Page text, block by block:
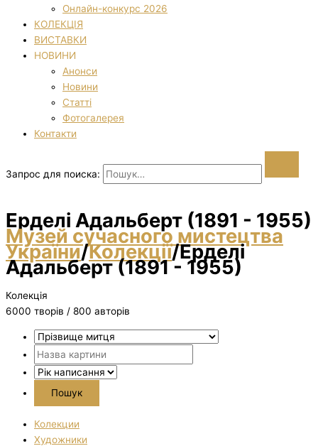
Онлайн-конкурс 2026
КОЛЕКЦІЯ
ВИСТАВКИ
НОВИНИ
Анонси
Новини
Статті
Фотогалерея
Контакти
Запрос для поиска:
Ерделі Адальберт (1891 - 1955)
Музей сучасного мистецтва
України/Колекції/Ерделі
Адальберт (1891 - 1955)
Колекція
6000 творiв / 800 авторів
Колекции
Художники